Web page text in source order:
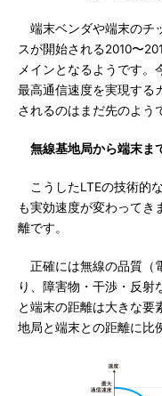
端末ベンダや端末のチ
スが開始される2010〜
メインとなるようです
最高通信速度を実現する
されるのはまだ先のよう
無線基地局から端末ま
こうしたLTEの技術的
も実効速度が変わってき
離です。
正確には無線の品質（
り、障害物・干渉・反射
と端末の距離は大きな要
地局と端末との距離に比